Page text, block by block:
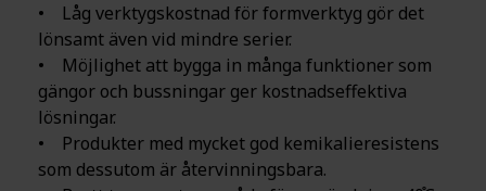
• Låg verktygskostnad för formverktyg gör det
lönsamt även vid mindre serier.
• Möjlighet att bygga in många funktioner som
gängor och bussningar ger kostnadseffektiva
lösningar.
• Produkter med mycket god kemikalieresistens
som dessutom är återvinningsbara.